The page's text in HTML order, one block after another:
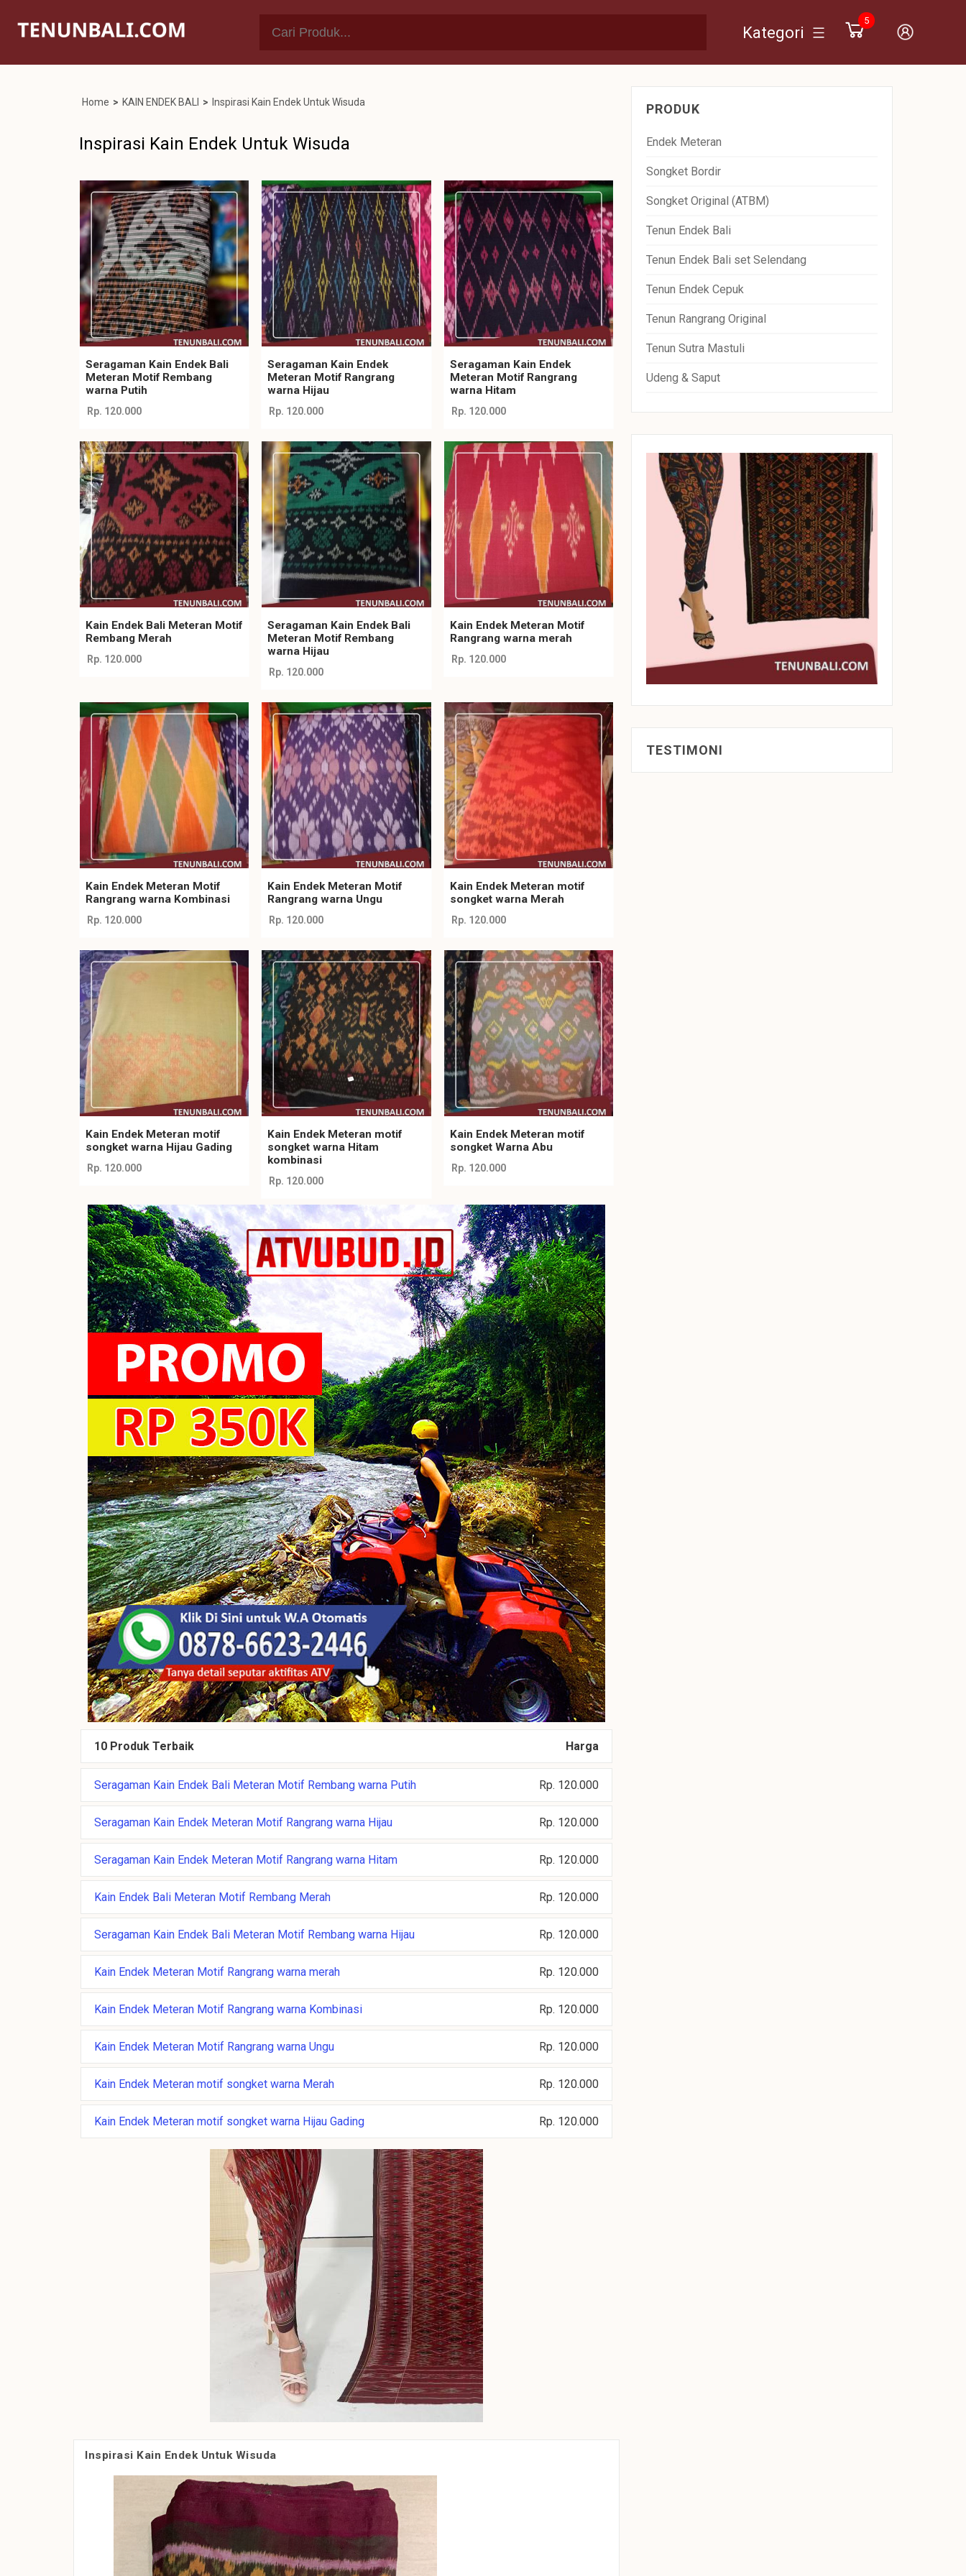
Kategori
5
Home > KAIN ENDEK BALI > Inspirasi Kain Endek Untuk Wisuda
Inspirasi Kain Endek Untuk Wisuda
Seragaman Kain Endek Bali
Meteran Motif Rembang
warna Putih
Rp. 120.000
Seragaman Kain Endek
Meteran Motif Rangrang
warna Hijau
Rp. 120.000
Seragaman Kain Endek
Meteran Motif Rangrang
warna Hitam
Rp. 120.000
Kain Endek Bali Meteran Motif
Rembang Merah
Rp. 120.000
Seragaman Kain Endek Bali
Meteran Motif Rembang
warna Hijau
Rp. 120.000
Kain Endek Meteran Motif
Rangrang warna merah
Rp. 120.000
Kain Endek Meteran Motif
Rangrang warna Kombinasi
Rp. 120.000
Kain Endek Meteran Motif
Rangrang warna Ungu
Rp. 120.000
Kain Endek Meteran motif
songket warna Merah
Rp. 120.000
Kain Endek Meteran motif
songket warna Hijau Gading
Rp. 120.000
Kain Endek Meteran motif
songket warna Hitam
kombinasi
Rp. 120.000
Kain Endek Meteran motif
songket Warna Abu
Rp. 120.000
10 Produk Terbaik Harga
Seragaman Kain Endek Bali Meteran Motif Rembang warna Putih Rp. 120.000
Seragaman Kain Endek Meteran Motif Rangrang warna Hijau Rp. 120.000
Seragaman Kain Endek Meteran Motif Rangrang warna Hitam Rp. 120.000
Kain Endek Bali Meteran Motif Rembang Merah Rp. 120.000
Seragaman Kain Endek Bali Meteran Motif Rembang warna Hijau Rp. 120.000
Kain Endek Meteran Motif Rangrang warna merah Rp. 120.000
Kain Endek Meteran Motif Rangrang warna Kombinasi Rp. 120.000
Kain Endek Meteran Motif Rangrang warna Ungu Rp. 120.000
Kain Endek Meteran motif songket warna Merah Rp. 120.000
Kain Endek Meteran motif songket warna Hijau Gading Rp. 120.000
Inspirasi Kain Endek Untuk Wisuda
PRODUK
Endek Meteran
Songket Bordir
Songket Original (ATBM)
Tenun Endek Bali
Tenun Endek Bali set Selendang
Tenun Endek Cepuk
Tenun Rangrang Original
Tenun Sutra Mastuli
Udeng & Saput
TESTIMONI